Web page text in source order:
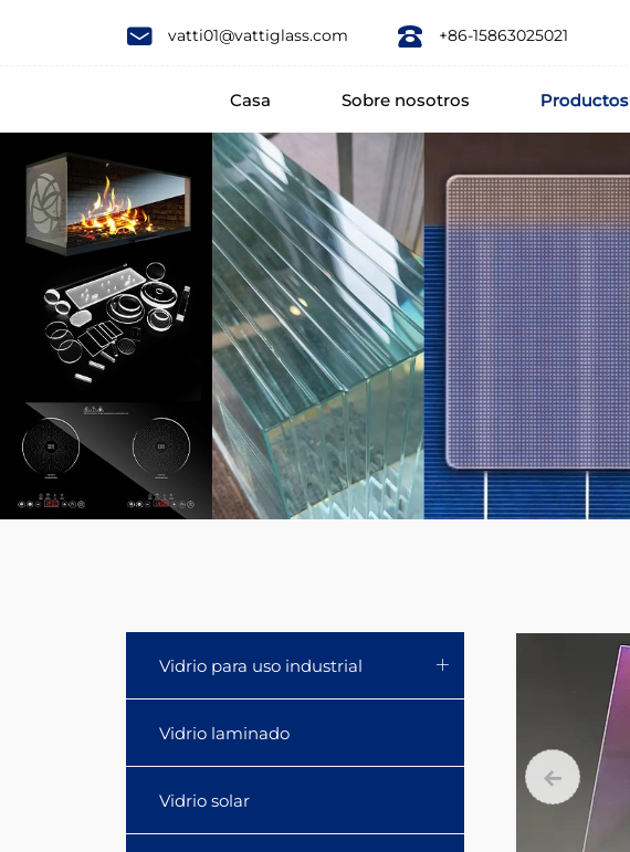
vatti01@vattiglass.com +86-15863025021
Casa Sobre nosotros Productos
adopts
the
principle
optical
thin
film
interference,
optical
multilayer
Vidrio para uso industrial
Vidrio laminado
Vidrio solar